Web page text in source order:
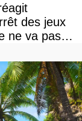
des jeux
ne va pas